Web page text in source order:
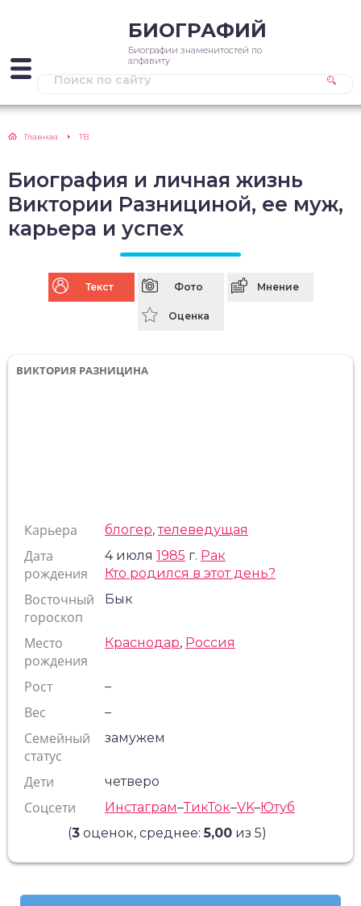
БИОГРАФИЙ
Биографии знаменитостей по
алфавиту
Главная ТВ
Биография и личная жизнь
Виктории Разнициной, ее муж,
карьера и успех
Текст Фото Мнение
Оценка
ВИКТОРИЯ РАЗНИЦИНА
Карьера блогер,телеведущая
Дата
рождения
4 июля 1985 г. Рак
Кто родился в этот день?
Восточный
гороскоп
Бык
Место
рождения
Краснодар, Россия
Рост –
Вес –
Семейный
статус
замужем
Дети четверо
Соцсети Инстаграм–ТикТок–VK–Ютуб
(3 оценок, среднее:5,00 из 5)